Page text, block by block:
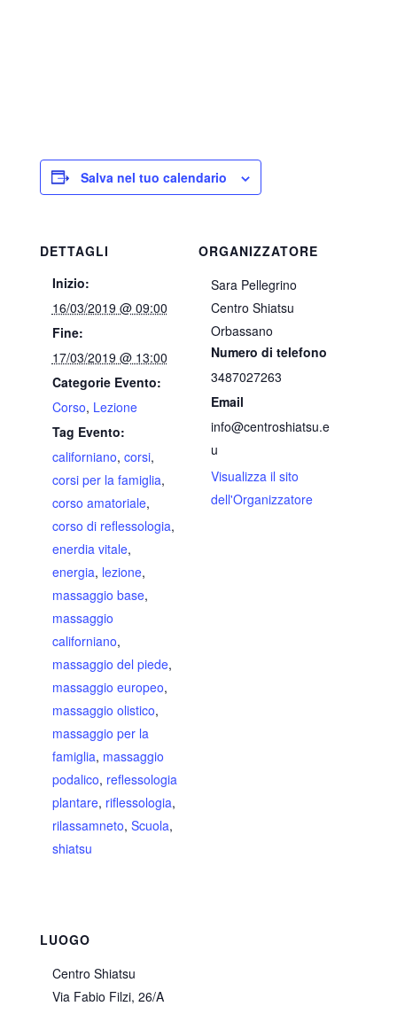
Salva nel tuo calendario
DETTAGLI
Inizio:
16/03/2019 @ 09:00
Fine:
17/03/2019 @ 13:00
Categorie Evento:
Corso, Lezione
Tag Evento:
californiano, corsi,
corsi per la famiglia,
corso amatoriale,
corso di reflessologia,
enerdia vitale,
energia, lezione,
massaggio base,
massaggio
californiano,
massaggio del piede,
massaggio europeo,
massaggio olistico,
massaggio per la
famiglia, massaggio
podalico, reflessologia
plantare, riflessologia,
rilassamneto, Scuola,
shiatsu
ORGANIZZATORE
Sara Pellegrino
Centro Shiatsu
Orbassano
Numero di telefono
3487027263
Email
info@centroshiatsu.e
u
Visualizza il sito
dell'Organizzatore
LUOGO
Centro Shiatsu
Via Fabio Filzi, 26/A